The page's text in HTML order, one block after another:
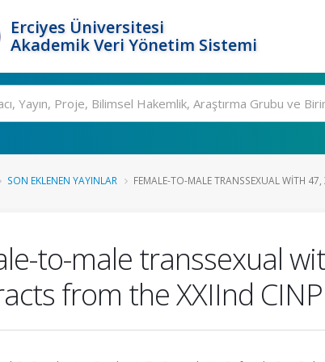
Erciyes Üniversitesi
Akademik Veri Yönetim Sistemi
SON EKLENEN YAYINLAR FEMALE-TO-MALE TRANSSEXUAL WITH 47,
to-male transsexual
from the XXIInd